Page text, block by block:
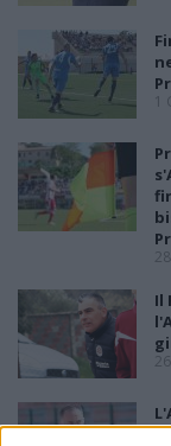
1
Il
è